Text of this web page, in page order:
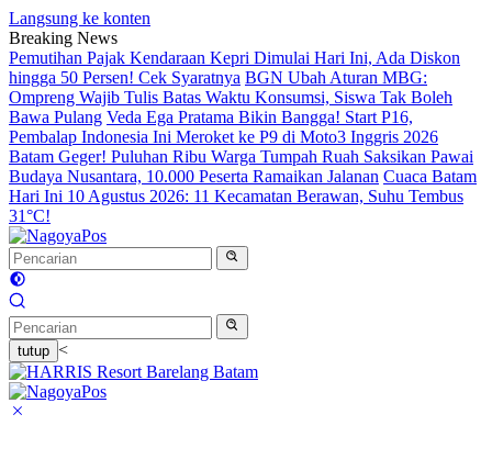
Langsung ke konten
Breaking News
Pemutihan Pajak Kendaraan Kepri Dimulai Hari Ini, Ada Diskon
hingga 50 Persen! Cek Syaratnya BGN Ubah Aturan MBG:
Ompreng Wajib Tulis Batas Waktu Konsumsi, Siswa Tak Boleh
Bawa Pulang Veda Ega Pratama Bikin Bangga! Start P16,
Pembalap Indonesia Ini Meroket ke P9 di Moto3 Inggris 2026
Batam Geger! Puluhan Ribu Warga Tumpah Ruah Saksikan Pawai
Budaya Nusantara, 10.000 Peserta Ramaikan Jalanan Cuaca Batam
Hari Ini 10 Agustus 2026: 11 Kecamatan Berawan, Suhu Tembus
31°C!
tutup <